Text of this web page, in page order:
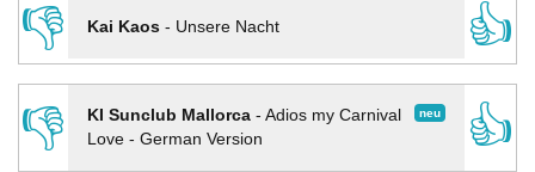
👎
Kai Kaos- Unsere Nacht
👍
👎
neu
KI Sunclub Mallorca- Adios my Carnival
Love - German Version
👍